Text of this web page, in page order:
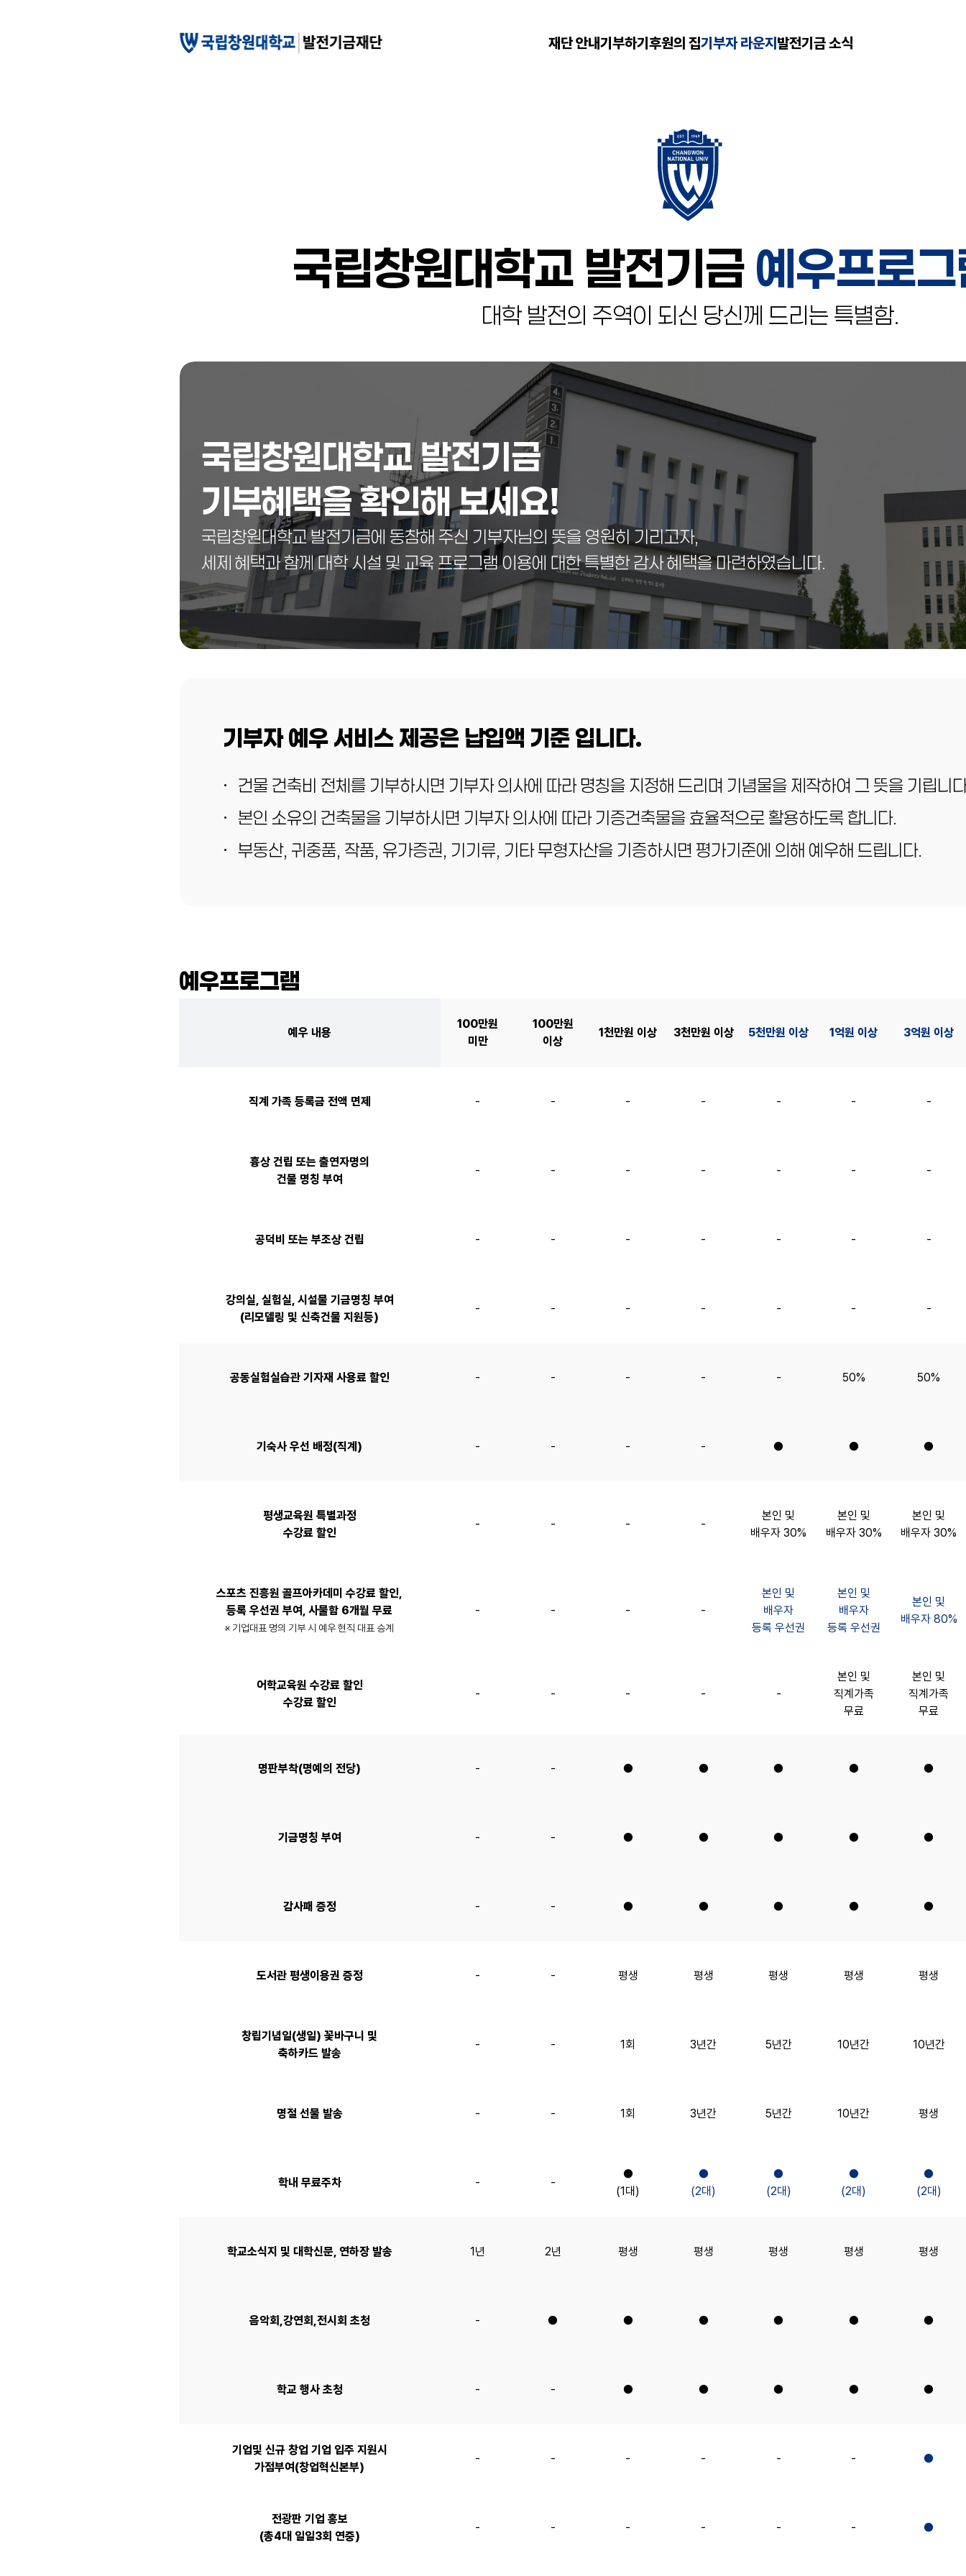
재단 안내기부하기 후원의 집기부자 라운지 발전기금 소식
국립창원대학교 발전기금 예우프로
대학 발전의 주역이 되신 당신께 드리는 특별함.
국립창원대학교 발전기금
기부혜택을 확인해 보세요!
국립창원대학교 발전기금에 동참해 주신 기부자님의 뜻을 영원히 기리고자,
세제 혜택과 함께 대학 시설 및 교육 프로그램 이용에 대한 특별한 감사 혜택을 마련하였습니다.
기부자 예우 서비스 제공은 납입액 기준 입니다.
건물 건축비 전체를 기부하시면 기부자 의사에 따라 명칭을 지정해 드리며 기념물을 제작하여 그 뜻을 기립니
본인 소유의 건축물을 기부하시면 기부자 의사에 따라 기증건축물을 효율적으로 활용하도록 합니다.
부동산, 귀중품, 작품, 유가증권, 기기류, 기타 무형자산을 기증하시면 평가기준에 의해 예우해 드립니다.
예우프로그램
예우 내용
100만원
미만
100만원
이상
1천만원 이상 3천만원 이상 5천만원 이상 1억원 이상 3억원 이상
직계 가족 등록금 전액 면제 - - - - - - -
흉상 건립 또는 출연자명의
건물 명칭 부여
- - - - - - -
공덕비 또는 부조상 건립 - - - - - - -
강의실, 실험실, 시설물 기금명칭 부여
(리모델링 및 신축건물 지원등)
- - - - - - -
공동실험실습관 기자재 사용료 할인 - - - - - 50% 50%
기숙사 우선 배정(직계) - - - - ● ● ●
평생교육원 특별과정
수강료 할인
- - - -
본인 및
배우자 30%
본인 및
배우자 30%
본인 및
배우자 30%
스포츠 진흥원 골프아카데미 수강료 할인,
등록 우선권 부여, 사물함 6개월 무료
※ 기업대표 명의 기부 시 예우 현직 대표 승계
- - - -
본인 및
배우자
등록 우선권
본인 및
배우자
등록 우선권
본인 및
배우자 80%
어학교육원 수강료 할인
수강료 할인
- - - - -
본인 및
직계가족
무료
본인 및
직계가족
무료
명판부착(명예의 전당) - - ● ● ● ● ●
기금명칭 부여 - - ● ● ● ● ●
감사패 증정 - - ● ● ● ● ●
도서관 평생이용권 증정 - - 평생 평생 평생 평생 평생
창립기념일(생일) 꽃바구니 및
축하카드 발송
- - 1회 3년간 5년간 10년간 10년간
명절 선물 발송 - - 1회 3년간 5년간 10년간 평생
학내 무료주차 - -
●
(1대)
●
(2대)
●
(2대)
●
(2대)
●
(2대)
학교소식지 및 대학신문, 연하장 발송 1년 2년 평생 평생 평생 평생 평생
음악회,강연회,전시회 초청 - ● ● ● ● ● ●
학교 행사 초청 - - ● ● ● ● ●
기업및 신규 창업 기업 입주 지원시
가점부여(창업혁신본부)
- - - - - - ●
전광판 기업 홍보
(총4대 일일3회 연중)
- - - - - - ●